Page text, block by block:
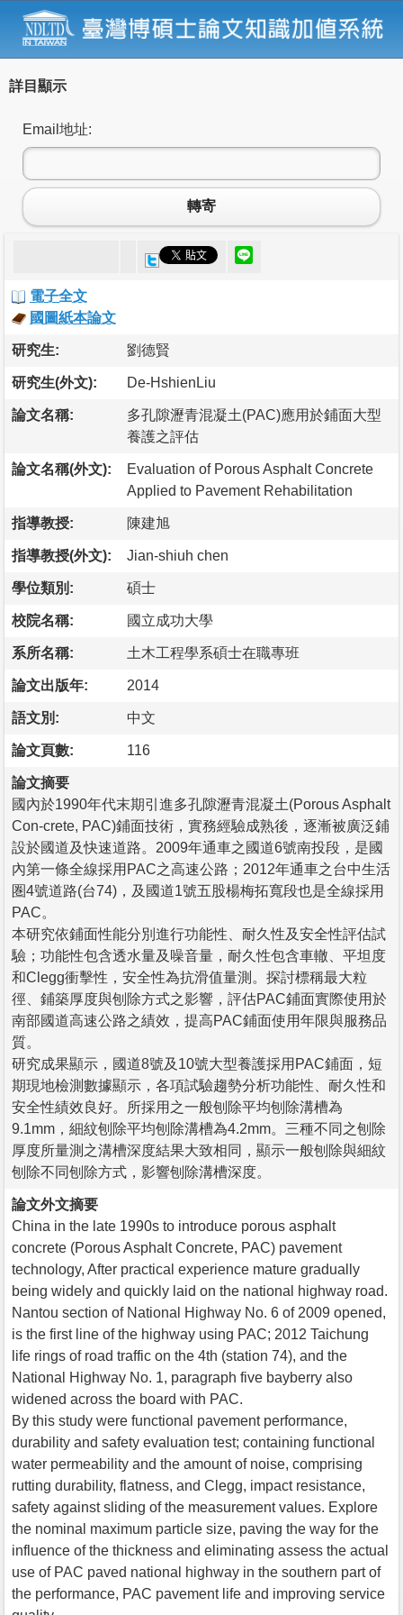
詳目顯示
Email地址:
轉寄
電子全文
國圖紙本論文
研究生: 劉德賢
研究生(外文): De-HshienLiu
論文名稱:
多孔隙瀝青混凝土(PAC)應用於鋪面大型
養護之評估
論文名稱(外文):
Evaluation of Porous Asphalt Concrete
Applied to Pavement Rehabilitation
指導教授: 陳建旭
指導教授(外文): Jian-shiuh chen
學位類別: 碩士
校院名稱: 國立成功大學
系所名稱: 土木工程學系碩士在職專班
論文出版年: 2014
語文別: 中文
論文頁數: 116
論文摘要
國內於1990年代末期引進多孔隙瀝青混凝土(Porous Asphalt
Con-crete, PAC)鋪面技術，實務經驗成熟後，逐漸被廣泛鋪
設於國道及快速道路。2009年通車之國道6號南投段，是國
內第一條全線採用PAC之高速公路；2012年通車之台中生活
圏4號道路(台74)，及國道1號五股楊梅拓寬段也是全線採用
PAC。
本研究依鋪面性能分別進行功能性、耐久性及安全性評估試
驗；功能性包含透水量及噪音量，耐久性包含車轍、平坦度
和Clegg衝擊性，安全性為抗滑值量測。探討標稱最大粒
徑、鋪築厚度與刨除方式之影響，評估PAC鋪面實際使用於
南部國道高速公路之績效，提高PAC鋪面使用年限與服務品
質。
研究成果顯示，國道8號及10號大型養護採用PAC鋪面，短
期現地檢測數據顯示，各項試驗趨勢分析功能性、耐久性和
安全性績效良好。所採用之一般刨除平均刨除溝槽為
9.1mm，細紋刨除平均刨除溝槽為4.2mm。三種不同之刨除
厚度所量測之溝槽深度結果大致相同，顯示一般刨除與細紋
刨除不同刨除方式，影響刨除溝槽深度。
論文外文摘要
China in the late 1990s to introduce porous asphalt
concrete (Porous Asphalt Concrete, PAC) pavement
technology, After practical experience mature gradually
being widely and quickly laid on the national highway road.
Nantou section of National Highway No. 6 of 2009 opened,
is the first line of the highway using PAC; 2012 Taichung
life rings of road traffic on the 4th (station 74), and the
National Highway No. 1, paragraph five bayberry also
widened across the board with PAC.
By this study were functional pavement performance,
durability and safety evaluation test; containing functional
water permeability and the amount of noise, comprising
rutting durability, flatness, and Clegg, impact resistance,
safety against sliding of the measurement values. Explore
the nominal maximum particle size, paving the way for the
influence of the thickness and eliminating assess the actual
use of PAC paved national highway in the southern part of
the performance, PAC pavement life and improving service